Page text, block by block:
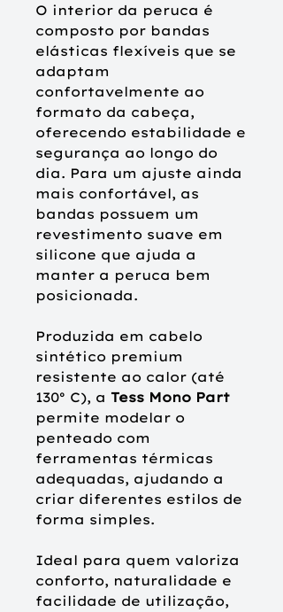
O interior da peruca é
composto por bandas
elásticas flexíveis que se
adaptam
confortavelmente ao
formato da cabeça,
oferecendo estabilidade e
segurança ao longo do
dia. Para um ajuste ainda
mais confortável, as
bandas possuem um
revestimento suave em
silicone que ajuda a
manter a peruca bem
posicionada.
Produzida em cabelo
sintético premium
resistente ao calor (até
130º C), a Tess Mono Part
permite modelar o
penteado com
ferramentas térmicas
adequadas, ajudando a
criar diferentes estilos de
forma simples.
Ideal para quem valoriza
conforto, naturalidade e
facilidade de utilização,